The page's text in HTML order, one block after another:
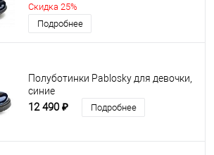
Скидка 25%
Подробнее
Полуботинки Pablosky для девочки,
синие
12 490 ₽ Подробнее